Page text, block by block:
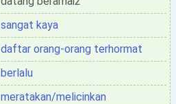
sangat kaya
daftar orang-orang terhormat
berlalu
meratakan/melicinkan